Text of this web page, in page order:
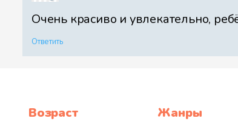
Очень красиво и увлекательно,
Ответить
Возраст
Жанры